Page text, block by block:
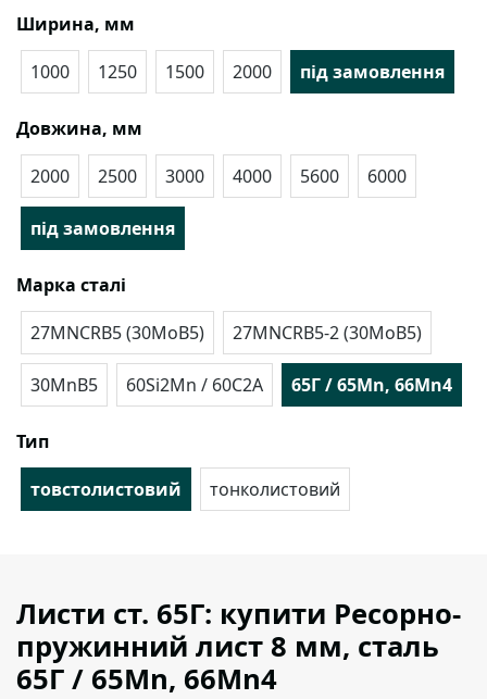
Ширина, мм
1000
1250 1500 2000 під замовлення
Довжина, мм
2000
2500 3000 4000 5600 6000
під замовлення
Марка сталі
27MNCRB5 (30MoB5)
27MNCRB5-2 (30MoB5)
30MnB5 60Si2Mn / 60С2А 65Г / 65Mn, 66Mn4
Тип
товстолистовий
тонколистовий
Листи ст. 65Г: купити Ресорно-
пружинний лист 8 мм, сталь
65Г / 65Mn, 66Mn4